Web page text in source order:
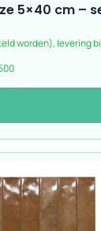
5×40 cm –
worden), levering